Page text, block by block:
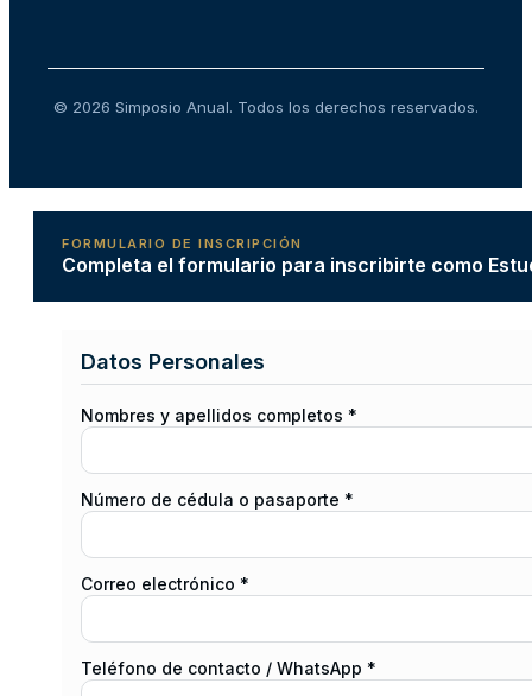
© 2026 Simposio Anual. Todos los derechos reservados.
FORMULARIO DE INSCRIPCIÓN
Completa el formulario para inscribirte como
Datos Personales
Nombres y apellidos completos *
Número de cédula o pasaporte *
Correo electrónico *
Teléfono de contacto / WhatsApp *